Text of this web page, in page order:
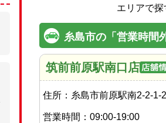
エリアで探
糸島市の「営業時間
筑前前原駅南口店
住所： 糸島市前原駅南2-2-1-
営業時間： 09:00-19:00